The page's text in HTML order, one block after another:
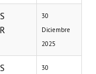
30
Diciembre
2025
30